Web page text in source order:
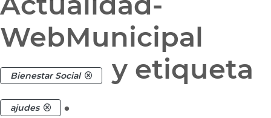
WebMunicipal
Bienestar Social y etiqueta
ajudes .